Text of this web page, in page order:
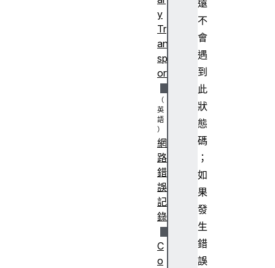
遠
不
會
遇
到
此
狀
態
碼
；
如
果
發
生
錯
誤
y
Tr
an
sp
ort
網
路
錯
誤
記
錄
C
o